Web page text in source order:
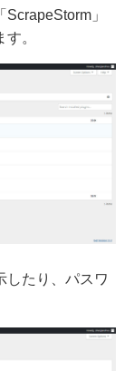
」
。
たり、パスワ